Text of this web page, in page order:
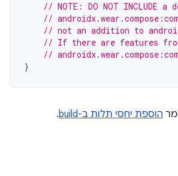
// NOTE: DO NOT
//
// not an addition to
// If there are features
//
הוספת יחסי תלות ב-build .